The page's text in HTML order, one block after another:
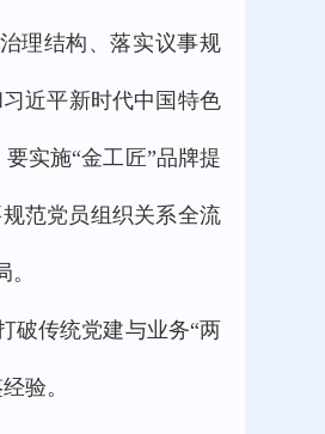
理结构、落实议事规
近平新时代中国特色
实施“金工匠”品牌提
范党员组织关系全流
破传统党建与业务“两
验。